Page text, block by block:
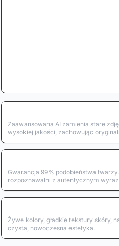
Zaawansowana AI zamienia stare
wysokiej jakości, zachowując
Gwarancja 99% podobieństwa
rozpoznawalni z autentycznym
Żywe kolory, gładkie tekstury skóry,
czysta, nowoczesna estetyka.